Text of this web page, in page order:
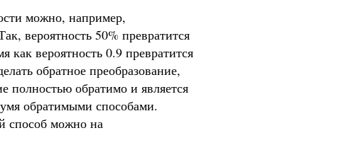
можно, например,
вероятность 50% превратится
вероятность 0.9 превратится
обратное преобразование,
полностью обратимо и является
обратимыми способами.
способ можно на